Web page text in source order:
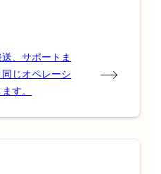
、サポートま
じオペレーシ
す。